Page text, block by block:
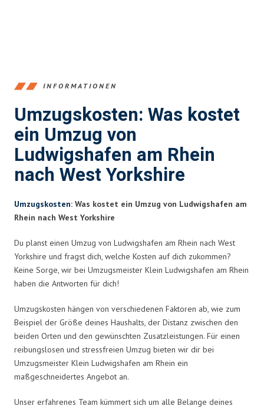
INFORMATIONEN
Umzugskosten: Was kostet
ein Umzug von
Ludwigshafen am Rhein
nach West Yorkshire
Umzugskosten: Was kostet ein Umzug von Ludwigshafen am
Rhein nach West Yorkshire
Du planst einen Umzug von Ludwigshafen am Rhein nach West
Yorkshire und fragst dich, welche Kosten auf dich zukommen?
Keine Sorge, wir bei Umzugsmeister Klein Ludwigshafen am Rhein
haben die Antworten für dich!
Umzugskosten hängen von verschiedenen Faktoren ab, wie zum
Beispiel der Größe deines Haushalts, der Distanz zwischen den
beiden Orten und den gewünschten Zusatzleistungen. Für einen
reibungslosen und stressfreien Umzug bieten wir dir bei
Umzugsmeister Klein Ludwigshafen am Rhein ein
maßgeschneidertes Angebot an.
Unser erfahrenes Team kümmert sich um alle Belange deines